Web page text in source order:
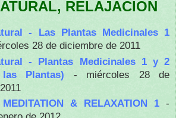
RELAJACION
- Las Plantas Medicinales 1
28 de diciembre de 2011
- Plantas Medicinales 1 y 2
Plantas) - miércoles 28 de
& RELAXATION 1 -